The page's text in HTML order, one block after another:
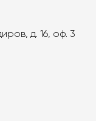
д. 16, оф. 3